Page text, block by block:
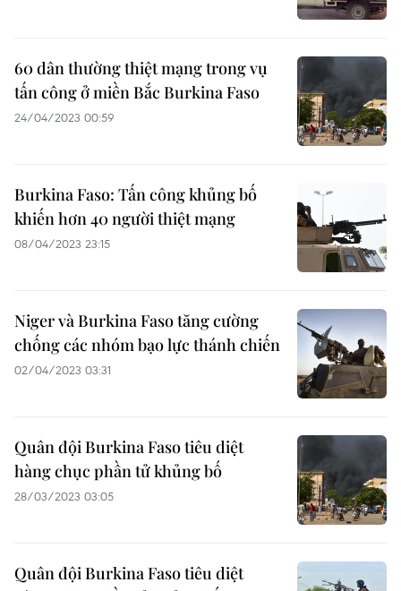
60 dân thường thiệt mạng trong vụ
tấn công ở miền Bắc Burkina Faso
24/04/2023 00:59
Burkina Faso: Tấn công khủng bố
khiến hơn 40 người thiệt mạng
08/04/2023 23:15
Niger và Burkina Faso tăng cường
chống các nhóm bạo lực thánh chiến
02/04/2023 03:31
Quân đội Burkina Faso tiêu diệt
hàng chục phần tử khủng bố
28/03/2023 03:05
Quân đội Burkina Faso tiêu diệt